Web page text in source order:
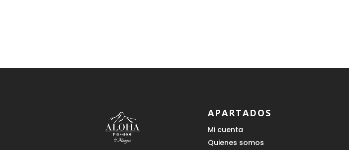
APARTADOS
Mi cuenta
Quienes somos